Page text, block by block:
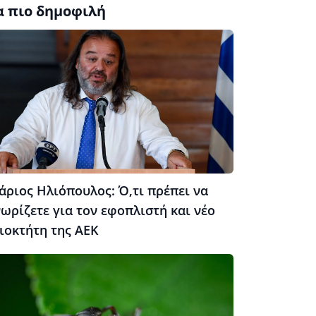
πιο δημοφιλή
Ηλιόπουλος: Ό,τι πρέπει να
για τον εφοπλιστή και νέο
της ΑΕΚ